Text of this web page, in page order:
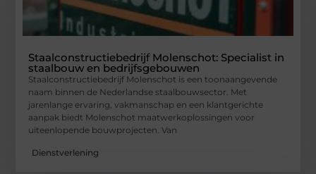
Staalconstructiebedrijf Molenschot: Specialist in
staalbouw en bedrijfsgebouwen
Staalconstructiebedrijf Molenschot is een toonaangevende
naam binnen de Nederlandse staalbouwsector. Met
jarenlange ervaring, vakmanschap en een klantgerichte
aanpak biedt Molenschot maatwerkoplossingen voor
uiteenlopende bouwprojecten. Van
Dienstverlening